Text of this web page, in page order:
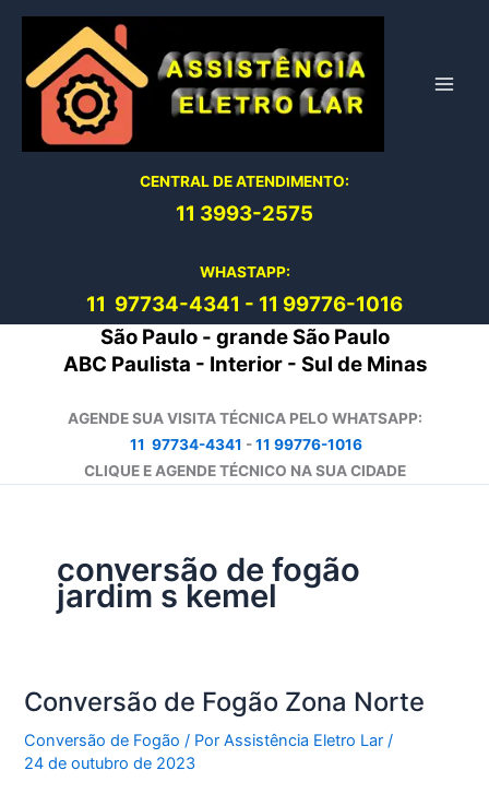
conteúdo
CENTRAL DE ATENDIMENTO:
11 3993-2575
WHASTAPP:
11 97734-4341 - 11 99776-1016
São Paulo - grande São Paulo
ABC Paulista - Interior - Sul de Minas
AGENDE SUA VISITA TÉCNICA PELO WHATSAPP:
11 97734-4341 -11 99776-1016
CLIQUE E AGENDE TÉCNICO NA SUA CIDADE
conversão de fogão
jardim s kemel
Conversão de Fogão Zona Norte
Conversão de Fogão / PorAssistência Eletro Lar/
24 de outubro de 2023